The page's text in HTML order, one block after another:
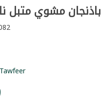
باذنجان مشوي متبل نازيلا
Tawfeer